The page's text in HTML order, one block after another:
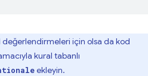
değerlendirmeleri için olsa da kod
kural tabanlı
ekleyin.